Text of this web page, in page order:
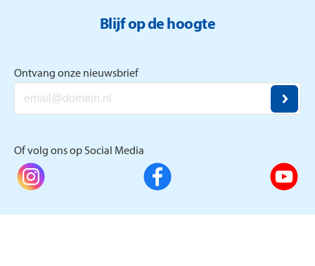
Blijf op de hoogte
Ontvang onze nieuwsbrief
Of volg ons op Social Media